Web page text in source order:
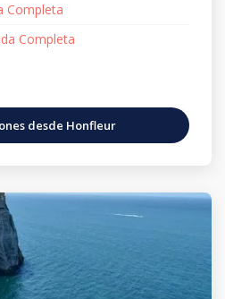
Completa
Completa
desde Honfleur